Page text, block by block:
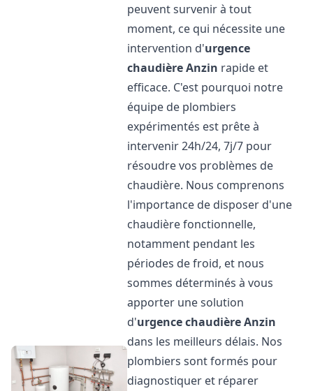
peuvent survenir à tout
moment, ce qui nécessite une
intervention d'urgence
chaudièreAnzin rapide et
efficace. C'est pourquoi notre
équipe de plombiers
expérimentés est prête à
intervenir 24h/24, 7j/7 pour
résoudre vos problèmes de
chaudière. Nous comprenons
l'importance de disposer d'une
chaudière fonctionnelle,
notamment pendant les
périodes de froid, et nous
sommes déterminés à vous
apporter une solution
d'urgence chaudièreAnzin
dans les meilleurs délais. Nos
plombiers sont formés pour
diagnostiquer et réparer